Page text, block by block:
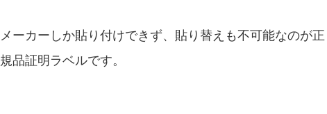
メーカーしか貼り付けできず、貼り替えも不可能なのが正
規品証明ラベルです。